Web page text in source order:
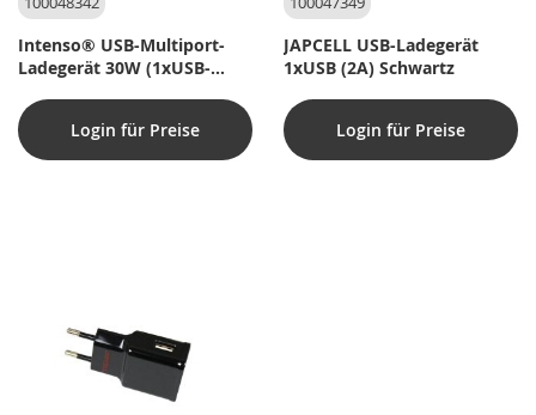
Intenso® USB-Multiport-
Ladegerät 30W (1xUSB-
4.0
Login für Preise
JAPCELL USB-Ladegerät
1xUSB (2A) Schwartz
Login für Preise